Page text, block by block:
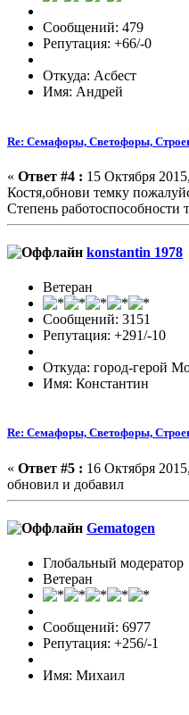
Сообщений: 479
Репутация: +66/-0
Откуда: Асбест
Имя: Андрей
Re: Семафоры, Светофоры,
« Ответ #4 : 15 Октября
Костя,обнови темку
Степень
konstantin 1978
Ветеран
Сообщений: 3151
Репутация: +291/-10
Откуда: город-герой
Имя: Константин
Re: Семафоры, Светофоры,
« Ответ #5 : 16 Октября
обновил и добавил
Gematogen
Глобальный модератор
Ветеран
Сообщений: 6977
Репутация: +256/-1
Имя: Михаил